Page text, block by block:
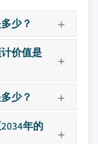
少？
价值是
少？
年的